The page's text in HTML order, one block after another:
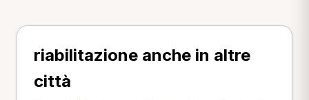
riabilitazione anche in altre
città